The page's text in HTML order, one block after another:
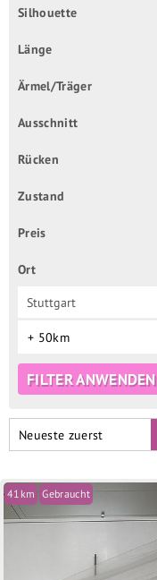
Silhouette
Länge
Ärmel/Träger
Ausschnitt
Rücken
Zustand
Preis
Ort
+ 50km
FILTER ANWENDEN
Neueste zuerst
41km Gebraucht